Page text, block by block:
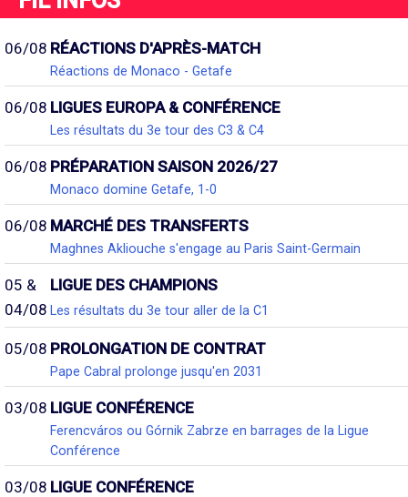
06/08 RÉACTIONS D'APRÈS-MATCH
Réactions de Monaco - Getafe
06/08 LIGUES EUROPA & CONFÉRENCE
Les résultats du 3e tour des C3 & C4
06/08 PRÉPARATION SAISON 2026/27
Monaco domine Getafe, 1-0
06/08 MARCHÉ DES TRANSFERTS
Maghnes Akliouche s'engage au Paris Saint-Germain
05 &
04/08
LIGUE DES CHAMPIONS
Les résultats du 3e tour aller de la C1
05/08 PROLONGATION DE CONTRAT
Pape Cabral prolonge jusqu'en 2031
03/08 LIGUE CONFÉRENCE
Ferencváros ou Górnik Zabrze en barrages de la Ligue
Conférence
03/08 LIGUE CONFÉRENCE